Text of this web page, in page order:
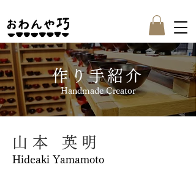
作り手紹介
Handmade Creator
Hideaki Yamamoto
山本 英明